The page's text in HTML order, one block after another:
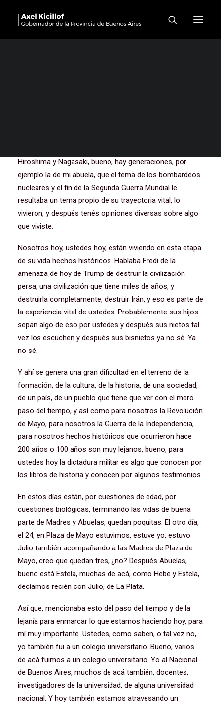
Charla-debate en el Colegio
Nacional de La Plata
Hiroshima y Nagasaki, bueno, hay generaciones, por
ejemplo la de mi abuela, que el tema de los bombardeos
nucleares y el fin de la Segunda Guerra Mundial le
resultaba un tema propio de su trayectoria vital, lo
vivieron, y después tenés opiniones diversas sobre algo
que viviste.
Nosotros hoy, ustedes hoy, están viviendo en esta etapa
de su vida hechos históricos. Hablaba Fredi de la
amenaza de hoy de Trump de destruir la civilización
persa, una civilización que tiene miles de años, y
destruirla completamente, destruir Irán, y eso es parte de
la experiencia vital de ustedes. Probablemente sus hijos
sepan algo de eso por ustedes y después sus nietos tal
vez los escuchen y después sus bisnietos ya no sé. Ya
no sé.
Y ahí se genera una gran dificultad en el terreno de la
formación, de la cultura, de la historia, de una sociedad,
de un país, de un pueblo que tiene que ver con el mero
paso del tiempo, y así como para nosotros la Revolución
de Mayo, para nosotros la Guerra de la Independencia,
para nosotros hechos históricos que ocurrieron hace
200 años o 100 años son muy lejanos, bueno, para
ustedes hoy la dictadura militar es algo que conocen por
los libros de historia y conocen por algunos testimonios.
En estos días están, por cuestiones de edad, por
cuestiones biológicas, terminando las vidas de buena
parte de Madres y Abuelas, quedan poquitas. El otro día,
el 24, en Plaza de Mayo estuvimos, estuve yo, estuvo
Julio también acompañando a las Madres de Plaza de
Mayo, creo que quedan tres, ¿no? Después Abuelas,
bueno está Estela, muchas de acá, como Hebe y Estela,
decíamos recién con Julio, de La Plata.
Así que, mencionaba esto del paso del tiempo y de la
lejanía para enmarcar lo que estamos haciendo hoy, para
mí muy importante. Ustedes, como saben, o tal vez no,
yo también fui a un colegio universitario. Bueno, varios
de acá fuimos a un colegio universitario. Yo al Nacional
de Buenos Aires, muchos de acá también, docentes,
investigadores de la universidad, de alguna universidad
nacional. Y hoy también estamos atravesando un